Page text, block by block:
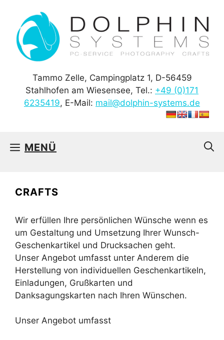
springen
Tammo Zelle, Campingplatz 1, D-56459
Stahlhofen am Wiesensee, Tel.: +49 (0)171
6235419, E-Mail: mail@dolphin-systems.de
MENÜ
CRAFTS
Wir erfüllen Ihre persönlichen Wünsche wenn es
um Gestaltung und Umsetzung Ihrer Wunsch-
Geschenkartikel und Drucksachen geht.
Unser Angebot umfasst unter Anderem die
Herstellung von individuellen Geschenkartikeln,
Einladungen, Grußkarten und
Danksagungskarten nach Ihren Wünschen.
Unser Angebot umfasst